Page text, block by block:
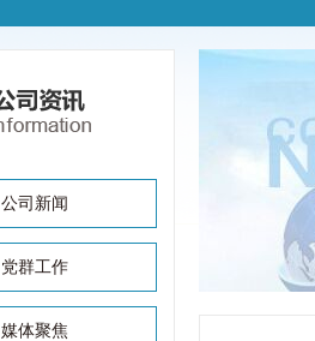
公司新闻
党群工作
媒体聚焦